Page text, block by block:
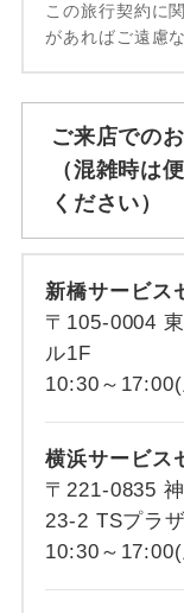
この旅行契約に
があればご遠慮
ご来店での
（混雑時は
ください）
新橋サービス
〒105-0004
ル1F
10:30～
横浜サービス
〒221-0835
23-2 TSプラ
10:30～